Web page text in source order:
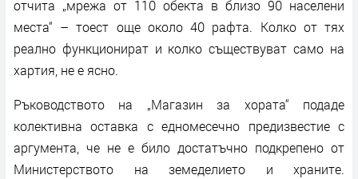
отчита „мрежа от 110 обекта в близо 90 населени
места“ – тоест още около 40 рафта. Колко от тях
реално функционират и колко съществуват само на
хартия, не е ясно.
Ръководството на „Магазин за хората“ подаде
колективна оставка с едномесечно предизвестие с
аргумента, че не е било достатъчно подкрепено от
Министерството на земеделието и храните.